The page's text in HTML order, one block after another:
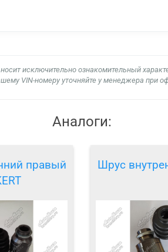
исключительно ознакомительный
VIN-номеру уточняйте у менеджера при
Аналоги:
правый
Шрус